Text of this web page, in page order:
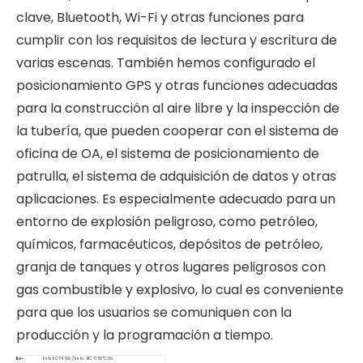
clave, Bluetooth, Wi-Fi y otras funciones para
cumplir con los requisitos de lectura y escritura de
varias escenas. También hemos configurado el
posicionamiento GPS y otras funciones adecuadas
para la construcción al aire libre y la inspección de
la tubería, que pueden cooperar con el sistema de
oficina de OA, el sistema de posicionamiento de
patrulla, el sistema de adquisición de datos y otras
aplicaciones. Es especialmente adecuado para un
entorno de explosión peligroso, como petróleo,
químicos, farmacéuticos, depósitos de petróleo,
granja de tanques y otros lugares peligrosos con
gas combustible y explosivo, lo cual es conveniente
para que los usuarios se comuniquen con la
producción y la programación a tiempo.
Ex- Ex ib IIC T4 Gb / Ex ib IIIC T130°C Db
$